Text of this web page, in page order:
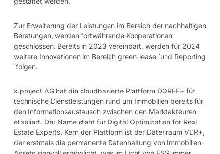
Zur Erweiterung der Leistungen im Bereich der nachhaltigen
Beratungen, werden fortwährende Kooperationen
geschlossen. Bereits in 2023 vereinbart, werden für 2024
weitere Innovationen im Bereich ́green-lease ́ und ́Reporting
́ folgen.
x.project AG hat die cloudbasierte Plattform DOREE+ für
technische Dienstleistungen rund um Immobilien bereits für
den Informationsaustausch zwischen den Marktakteuren
etabliert. Der Name steht für Digital Optimization for Real
Estate Experts. Kern der Plattform ist der Datenraum VDR+,
der erstmals die permanente Datenhaltung von Immobilien-